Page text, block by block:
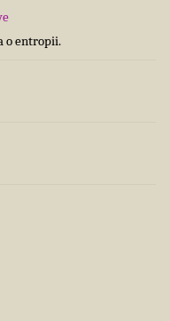
o entropii.